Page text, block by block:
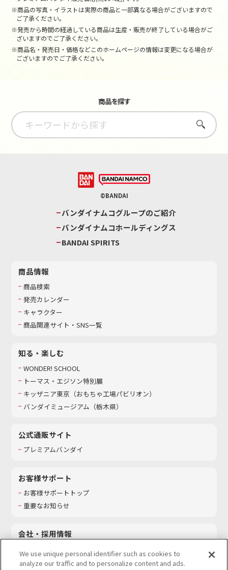
※商品の写真・イラストは実際の商品と一部異なる場合がございますので
ご了承ください。
※発売から時間の経過している商品は生産・販売が終了している場合がご
ざいますのでご了承ください。
※商品名・発売日・価格などこのホームページの情報は変更になる場合が
ございますのでご了承ください。
商品を探す
さがす
©BANDAI
バンダイナムコグループのご紹介
バンダイナムコホールディングス
BANDAI SPIRITS
商品情報
商品検索
発売カレンダー
キャラクター
商品関連サイト・SNS一覧
知る・楽しむ
WONDER! SCHOOL
トーマス・エジソン特別展
キッザニア東京（おもちゃ工場パビリオン）​
バンダイミュージアム（栃木県）
公式通販サイト
プレミアムバンダイ
お客様サポート
お客様サポートトップ
重要なお知らせ
会社・採用情報
採用情報
We use unique personal identifier such as cookies to
analyze our traffic and to personalize content and ads.